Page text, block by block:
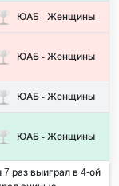
ЮАБ - Женщины
ЮАБ - Женщины
ЮАБ - Женщины
ЮАБ - Женщины
раз выиграл в 4-ой